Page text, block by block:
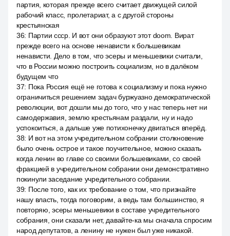
партия, которая прежде всего считает движущей силой
рабочий класс, пролетариат, а с другой стороны
крестьянская
36: Партии ссср. И вот они образуют этот doom. Вират
прежде всего на основе ненависти к большевикам
ненависти. Дело в том, что эсеры и меньшевики считали,
что в России можно построить социализм, но в далёком
будущем что
37: Пока Россия ещё не готова к социализму и пока нужно
ограничиться решением задач буржуазно демократической
революции, вот дошли мы до того, что у нас теперь нет ни
самодержавия, землю крестьянам раздали, ну и надо
успокоиться, а дальше уже потихонечку двигаться вперёд.
38: И вот на этом учредительном собрании столкновение
было очень острое и такое поучительное, можно сказать
когда ленин во главе со своими большевиками, со своей
фракцией в учредительном собрании они демонстративно
покинули заседание учредительного собрании.
39: После того, как их требование о том, что признайте
нашу власть, тогда поговорим, а ведь там большинство, я
повторяю, эсеры меньшевики в составе учредительного
собрания, они сказали нет, давайте-ка мы сначала спросим
народ депутатов, а ленину не нужен был уже никакой.